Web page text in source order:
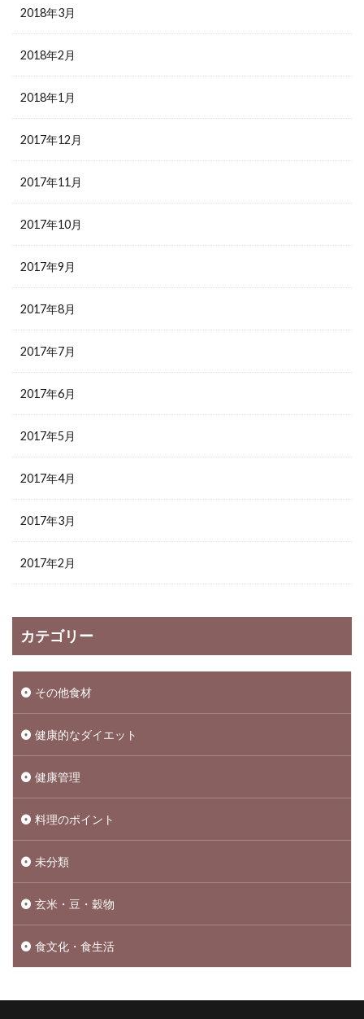
2018年3月
2018年2月
2018年1月
2017年12月
2017年11月
2017年10月
2017年9月
2017年8月
2017年7月
2017年6月
2017年5月
2017年4月
2017年3月
2017年2月
カテゴリー
その他食材
健康的なダイエット
健康管理
料理のポイント
未分類
玄米・豆・穀物
食文化・食生活